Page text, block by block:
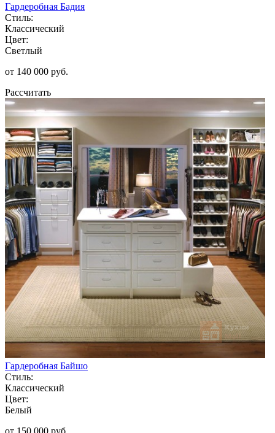
Гардеробная Бадия
Стиль:
Классический
Цвет:
Светлый
от 140 000 руб.
Рассчитать
Гардеробная Байшо
Стиль:
Классический
Цвет:
Белый
от 150 000 руб.